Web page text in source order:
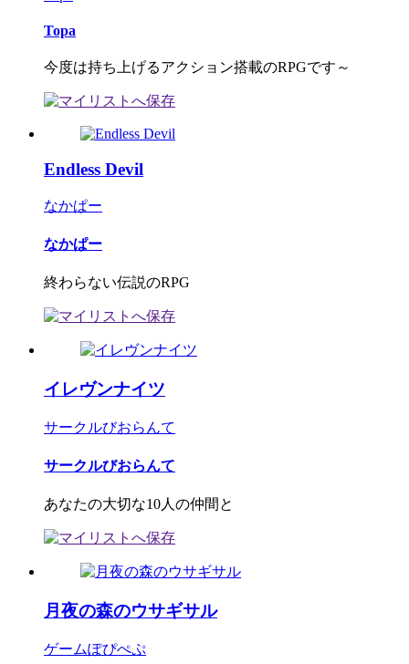
Topa
今度は持ち上げるアクション搭載のRPGです～
Endless Devil
なかぱー
なかぱー
終わらない伝説のRPG
イレヴンナイツ
サークルびおらんて
サークルびおらんて
あなたの大切な10人の仲間と
月夜の森のウサギサル
ゲームぽぴぺぷ